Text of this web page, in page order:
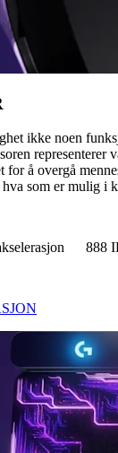
ikke noen
representerer
for å overgå
som er mulig i
888